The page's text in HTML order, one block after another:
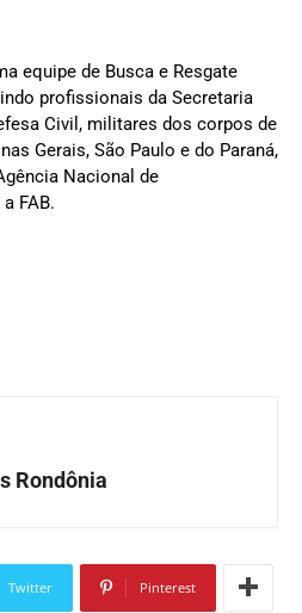
equipe de Busca e Resgate
profissionais da Secretaria
Civil, militares dos corpos de
Gerais, São Paulo e do Paraná,
Nacional de
FAB.
Rondônia
Twitter Pinterest